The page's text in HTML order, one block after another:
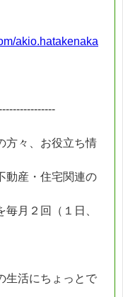
akio.hatakenaka
方々、お役立ち情
動産・住宅関連の
月２回（１日、
生活にちょっとで